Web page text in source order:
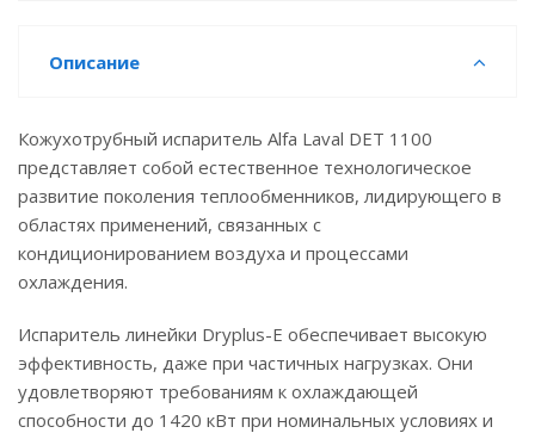
Описание
Кожухотрубный испаритель Alfa Laval DET 1100
представляет собой естественное технологическое
развитие поколения теплообменников, лидирующего в
областях применений, связанных с
кондиционированием воздуха и процессами
охлаждения.
Испаритель линейки Dryplus-E обеспечивает высокую
эффективность, даже при частичных нагрузках. Они
удовлетворяют требованиям к охлаждающей
способности до 1420 кВт при номинальных условиях и